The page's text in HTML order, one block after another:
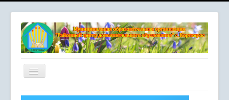
Включить/
выключить
Главная